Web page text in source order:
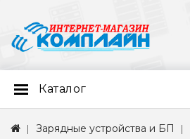
Каталог
Зарядные устройства и БП